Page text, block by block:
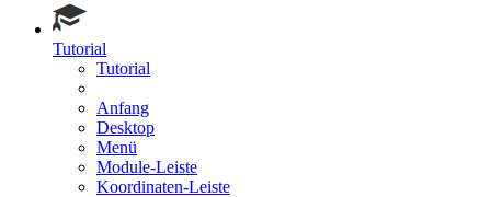
Tutorial
Tutorial
Anfang
Desktop
Menü
Module-Leiste
Koordinaten-Leiste